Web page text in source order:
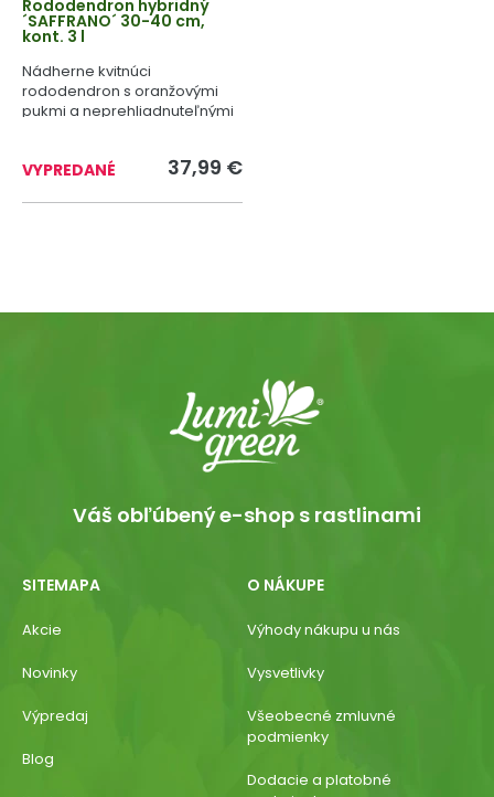
Rododendron hybridný
´SAFFRANO´ 30-40 cm,
kont. 3 l
Nádherne kvitnúci
rododendron s oranžovými
pukmi a neprehliadnuteľnými
VYPREDANÉ 37,99 €
Váš obľúbený e-shop s rastlinami
SITEMAPA
Akcie
Novinky
Výpredaj
Blog
O NÁKUPE
Výhody nákupu u nás
Vysvetlivky
Všeobecné zmluvné
podmienky
Dodacie a platobné